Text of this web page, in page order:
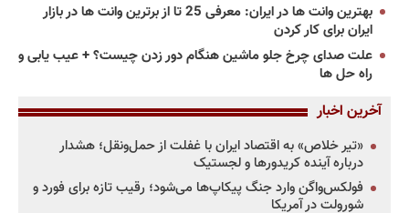
بهترین وانت ها در ایران: معرفی 25 تا از برترین وانت ها در بازار
ایران برای کار کردن
علت صدای چرخ جلو ماشین هنگام دور زدن چیست؟ + عیب یابی و
راه حل ها
آخرین اخبار
«تیر خلاص» به اقتصاد ایران با غفلت از حمل‌ونقل؛ هشدار
درباره آینده کریدورها و لجستیک
فولکس‌واگن وارد جنگ پیکاپ‌ها می‌شود؛ رقیب تازه برای فورد و
شورولت در آمریکا